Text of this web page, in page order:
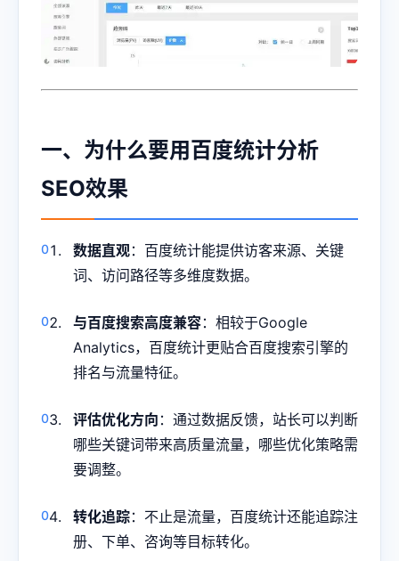
一、为什么要用百度统计分析
SEO效果
数据直观：百度统计能提供访客来源、关键
词、访问路径等多维度数据。
与百度搜索高度兼容：相较于Google
Analytics，百度统计更贴合百度搜索引擎的
排名与流量特征。
评估优化方向 ：通过数据反馈，站长可以判断
哪些关键词带来高质量流量，哪些优化策略需
要调整。
转化追踪：不止是流量，百度统计还能追踪注
册、下单、咨询等目标转化。